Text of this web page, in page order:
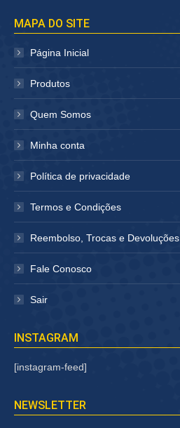
abre
em
janela
abre
janela
MAPA DO SITE
Página Inicial
Produtos
Quem Somos
Minha conta
Política de privacidade
Termos e Condições
Reembolso, Trocas e Devoluções
Fale Conosco
Sair
INSTAGRAM
[instagram-feed]
NEWSLETTER